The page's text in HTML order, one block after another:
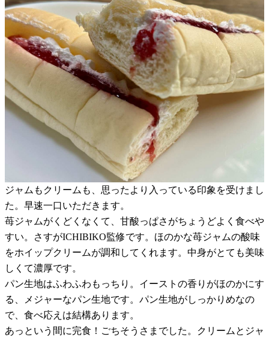
ジャムもクリームも、思ったより入っている印象を受けまし
た。早速一口いただきます。
苺ジャムがくどくなくて、甘酸っぱさがちょうどよく食べや
すい。さすがICHIBIKO監修です。ほのかな苺ジャムの酸味
をホイップクリームが調和してくれます。中身がとても美味
しくて濃厚です。
パン生地はふわふわもっちり。イーストの香りがほのかにす
る、メジャーなパン生地です。パン生地がしっかりめなの
で、食べ応えは結構あります。
あっという間に完食！ごちそうさまでした。クリームとジャ